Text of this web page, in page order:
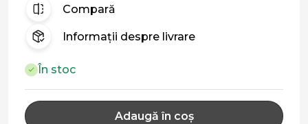
Compară
Informații despre livrare
În stoc
Adaugă în coș